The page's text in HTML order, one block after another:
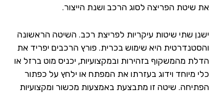
שיטת הפריצה לסוג הרכב ושנת הייצור.
שתי שיטות עיקריות לפריצת רכב. השיטה הראשונה
היא שימוש בכרית. פורץ הרכבים יפריד את
מהמשקוף בזהירות ובמקצועיות, יכניס מוט ברזל או
מיוחד וידוג בעזרתו את המפתח או ילחץ על כפתור
שיטה זו מתבצעת באמצעות מכשור ומקצועיות